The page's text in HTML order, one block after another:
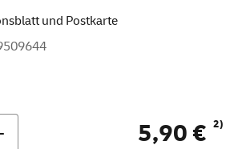
und Postkarte
5,90 € 2)